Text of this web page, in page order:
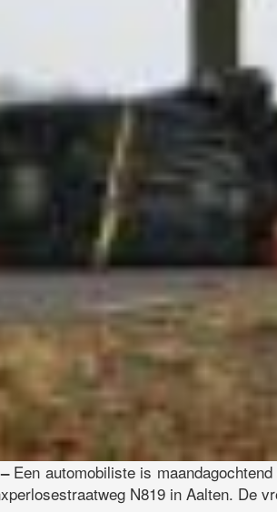
Een automobiliste is
N819 in Aalten. De